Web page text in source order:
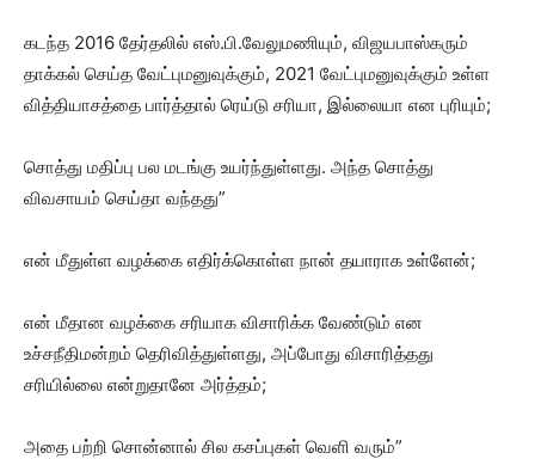
கடந்த 2016 தேர்தலில் எஸ்.பி.வேலுமணியும், விஜயபாஸ்கரும்
தாக்கல் செய்த வேட்புமனுவுக்கும், 2021 வேட்புமனுவுக்கும் உள்ள
வித்தியாசத்தை பார்த்தால் ரெய்டு சரியா, இல்லையா என புரியும்;
சொத்து மதிப்பு பல மடங்கு உயர்ந்துள்ளது. அந்த சொத்து
விவசாயம் செய்தா வந்தது”
என் மீதுள்ள வழக்கை எதிர்க்கொள்ள நான் தயாராக உள்ளேன்;
என் மீதான வழக்கை சரியாக விசாரிக்க வேண்டும் என
உச்சநீதிமன்றம் தெரிவித்துள்ளது, அப்போது விசாரித்தது
சரியில்லை என்றுதானே அர்த்தம்;
அதை பற்றி சொன்னால் சில கசப்புகள் வெளி வரும்”